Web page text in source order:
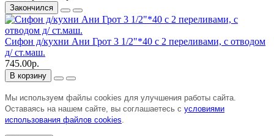
Закончился
Сифон д/кухни Ани Грот 3 1/2"*40 с 2 переливами, с отводом
д/ ст.маш.
745.00р.
В корзину
Мы используем файлы cookies для улучшения работы сайта.
Оставаясь на нашем сайте, вы соглашаетесь с условиями
использования файлов cookies.